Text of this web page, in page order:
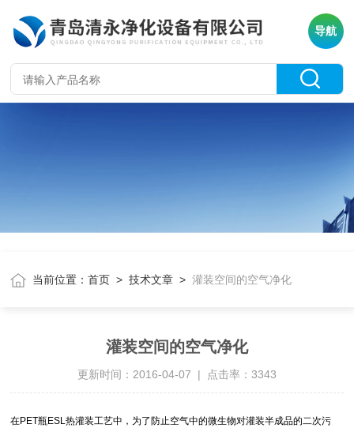
导航
当前位置：首页 >技术文章 >灌装空间的空气净化
灌装空间的空气净化
更新时间：2016-04-07 | 点击率：3343
在PET瓶ESL热灌装工艺中，为了防止空气中的微生物对灌装半成品的二次污